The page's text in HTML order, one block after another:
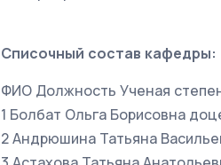
Списочный состав кафедры:
ФИО Должность Ученая
1 Болбат Ольга Борисовна
2 Андрюшина Татьяна